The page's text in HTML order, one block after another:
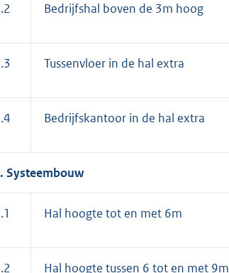
Bedrijfshal boven de 3m hoog
Tussenvloer in de hal extra
Bedrijfskantoor in de hal extra
Systeembouw
Hal hoogte tot en met 6m
Hal hoogte tussen 6 tot en met 9m